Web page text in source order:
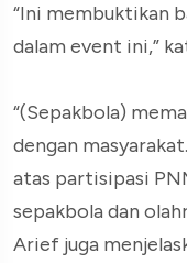
“Ini membuktikan
dalam event ini,”
“(Sepakbola)
dengan
atas partisipasi
sepakbola dan
Arief juga